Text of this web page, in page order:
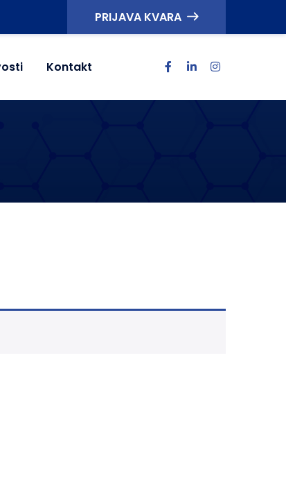
PRIJAVA KVARA
Kontakt